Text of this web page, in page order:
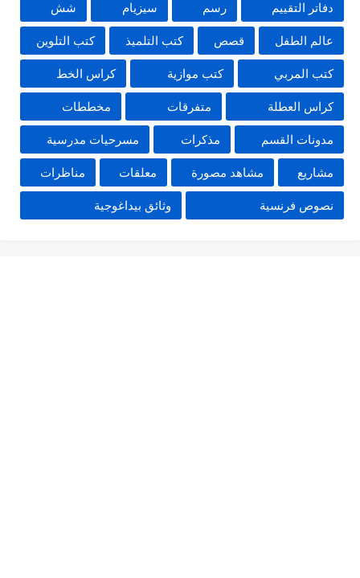
دفاتر التقييم رسم سيزيام شش
عالم الطفل قصص كتب التلميذ كتب التلوين
كتب المربي كتب موازية كراس الخط
كراس العطلة متفرقات مخططات
مدونات القسم مذكرات مسرحيات مدرسية
مشاريع مشاهد مصورة معلقات مناظرات
نصوص فرنسية وثائق بيداغوجية